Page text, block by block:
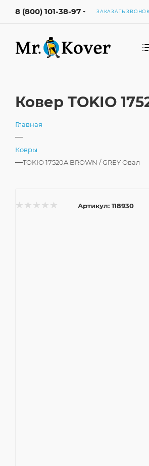
8 (800) 101-38-97 ЗАКАЗАТЬ ЗВОНОК
Ковер TOKIO
Главная
—
Ковры
—TOKIO 17520A BROWN / GREY Овал
Артикул: 118930